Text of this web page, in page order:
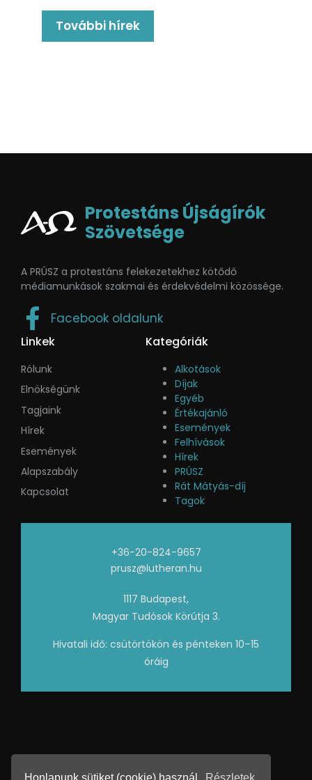
További hírek
Protestáns Újságírók
Szövetsége
A PRÚSZ a protestáns felekezetekhez kötődő
médiamunkások szakmai és érdekvédelmi közössége.
Facebook oldalunk
Linkek
Rólunk
Elnökségünk
Tagjaink
Hírek
Események
Alapszabály
Kapcsolat
Kategóriák
Alkotások
Díjak
Egyéb
Értékajánló
Események
Felhívások
Hírek
PRÚSZ
Rát Mátyás-díj
Tagok
+36-20-824-9657
prusz@lutheran.hu
1117 Budapest,
Magyar Tudósok Körútja 3.
Hivatali idő: csütörtökön és pénteken 10–15
óráig